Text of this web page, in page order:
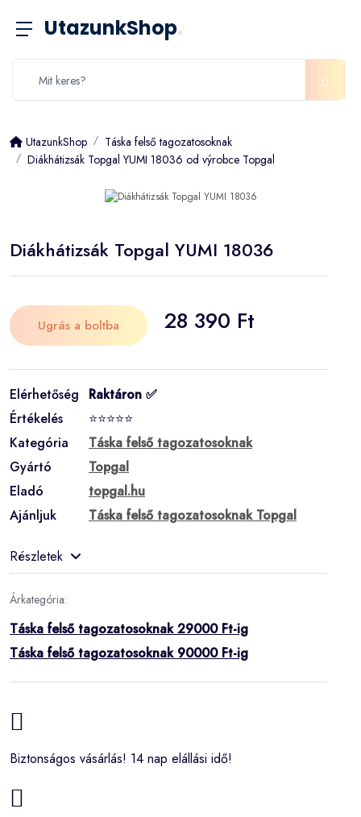
UtazunkShop.
UtazunkShop
Táska felső tagozatosoknak
Diákhátizsák Topgal YUMI 18036 od výrobce Topgal
Diákhátizsák Topgal YUMI 18036
Ugrás a boltba 28 390 Ft
Elérhetőség
Raktáron ✅
Értékelés
⭐⭐⭐⭐⭐
Kategória
Táska felső tagozatosoknak
Gyártó
Topgal
Eladó
topgal.hu
Ajánljuk
Táska felső tagozatosoknak Topgal
Részletek
Árkategória:
Táska felső tagozatosoknak 29000 Ft-ig
Táska felső tagozatosoknak 90000 Ft-ig
Biztonságos vásárlás! 14 nap elállási idő!